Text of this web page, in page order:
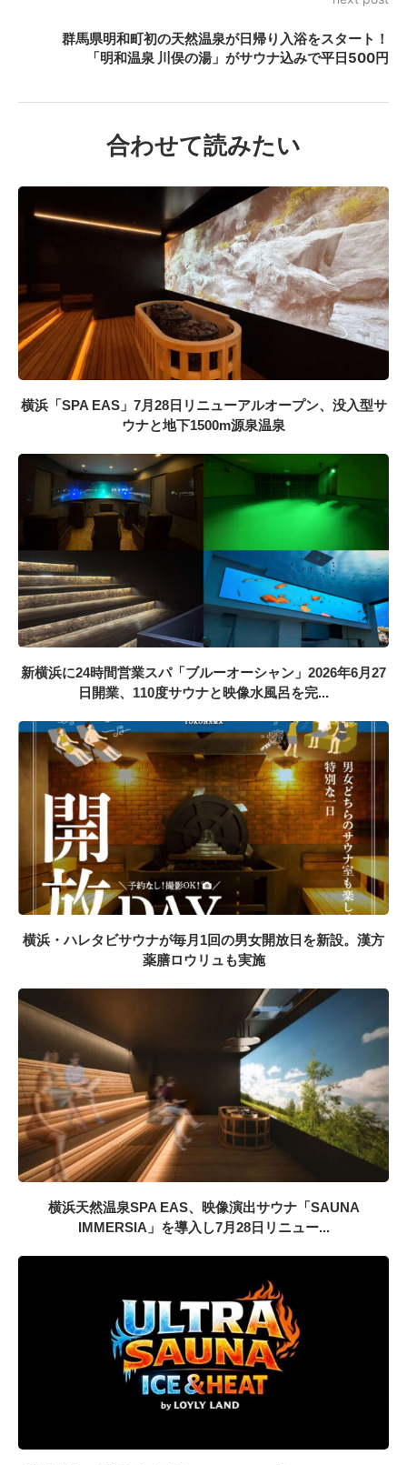
群馬県明和町初の天然温泉が日帰り入浴をスタート！
「明和温泉 川俣の湯」がサウナ込みで平日500円
合わせて読みたい
横浜「SPA EAS」7月28日リニューアルオープン、没入型サ
ウナと地下1500m源泉温泉
新横浜に24時間営業スパ「ブルーオーシャン」2026年6月27
日開業、110度サウナと映像水風呂を完...
横浜・ハレタビサウナが毎月1回の男女開放日を新設。漢方
薬膳ロウリュも実施
横浜天然温泉SPA EAS、映像演出サウナ「SAUNA
IMMERSIA」を導入し7月28日リニュー...